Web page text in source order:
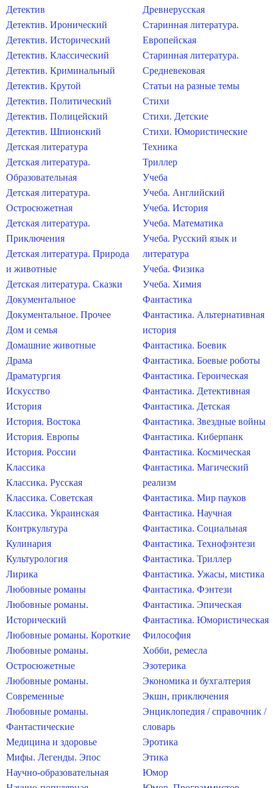
Детектив
Детектив. Иронический
Детектив. Исторический
Детектив. Классический
Детектив. Криминальный
Детектив. Крутой
Детектив. Политический
Детектив. Полицейский
Детектив. Шпионский
Детская литература
Детская литература.
Образовательная
Детская литература.
Остросюжетная
Детская литература.
Приключения
Детская литература. Природа
и животные
Детская литература. Сказки
Документальное
Документальное. Прочее
Дом и семья
Домашние животные
Драма
Драматургия
Искусство
История
История. Востока
История. Европы
История. России
Классика
Классика. Русская
Классика. Советская
Классика. Украинская
Контркультура
Кулинария
Культурология
Лирика
Любовные романы
Любовные романы.
Исторический
Любовные романы. Короткие
Любовные романы.
Остросюжетные
Любовные романы.
Современные
Любовные романы.
Фантастические
Медицина и здоровье
Мифы. Легенды. Эпос
Научно-образовательная
Древнерусская
Старинная литература.
Европейская
Старинная литература.
Средневековая
Статьи на разные темы
Стихи
Стихи. Детские
Стихи. Юмористические
Техника
Триллер
Учеба
Учеба. Английский
Учеба. История
Учеба. Математика
Учеба. Русский язык и
литература
Учеба. Физика
Учеба. Химия
Фантастика
Фантастика. Альтернативная
история
Фантастика. Боевик
Фантастика. Боевые роботы
Фантастика. Героическая
Фантастика. Детективная
Фантастика. Детская
Фантастика. Звездные войны
Фантастика. Киберпанк
Фантастика. Космическая
Фантастика. Магический
реализм
Фантастика. Мир пауков
Фантастика. Научная
Фантастика. Социальная
Фантастика. Технофэнтези
Фантастика. Триллер
Фантастика. Ужасы, мистика
Фантастика. Фэнтези
Фантастика. Эпическая
Фантастика. Юмористическая
Философия
Хобби, ремесла
Эзотерика
Экономика и бухгалтерия
Экшн, приключения
Энциклопедия / справочник /
словарь
Эротика
Этика
Юмор